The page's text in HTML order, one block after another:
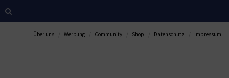
Über uns Werbung Community Shop Datenschutz Impressum